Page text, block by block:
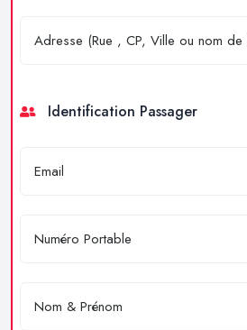
Identification Passager